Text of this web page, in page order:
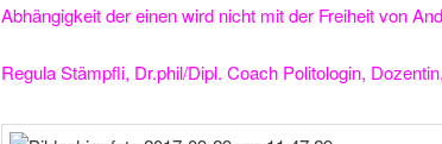
Abhängigkeit der einen wird nicht mit der Freiheit von
Regula Stämpfli, Dr.phil/Dipl. Coach Politologin,